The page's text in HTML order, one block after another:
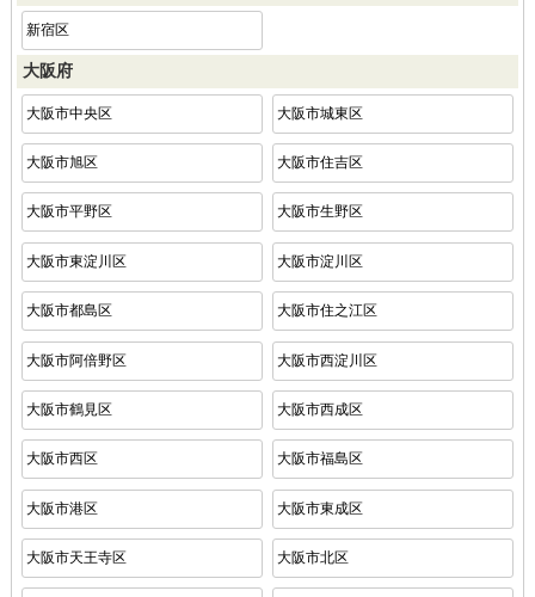
新宿区
大阪府
大阪市中央区 大阪市城東区
大阪市旭区 大阪市住吉区
大阪市平野区 大阪市生野区
大阪市東淀川区 大阪市淀川区
大阪市都島区 大阪市住之江区
大阪市阿倍野区 大阪市西淀川区
大阪市鶴見区 大阪市西成区
大阪市西区 大阪市福島区
大阪市港区 大阪市東成区
大阪市天王寺区 大阪市北区